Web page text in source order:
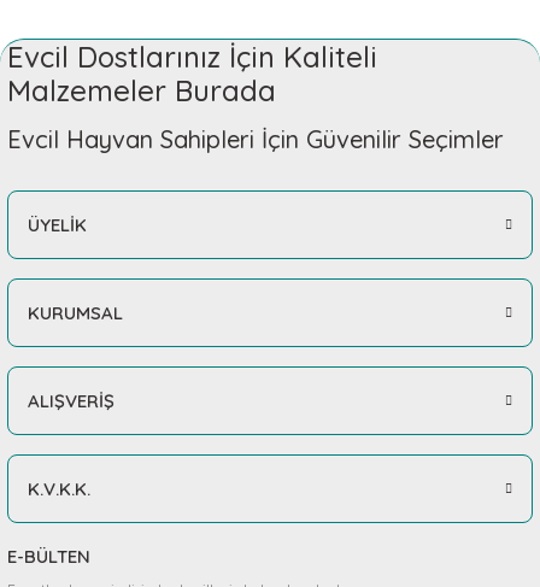
Evcil Dostlarınız İçin Kaliteli
Malzemeler Burada
Evcil Hayvan Sahipleri İçin Güvenilir Seçimler
ÜYELİK
KURUMSAL
ALIŞVERİŞ
K.V.K.K.
E-BÜLTEN